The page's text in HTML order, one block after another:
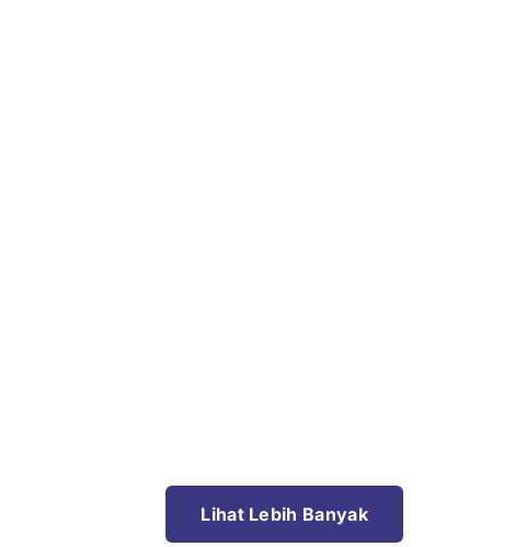
Lihat Lebih Banyak